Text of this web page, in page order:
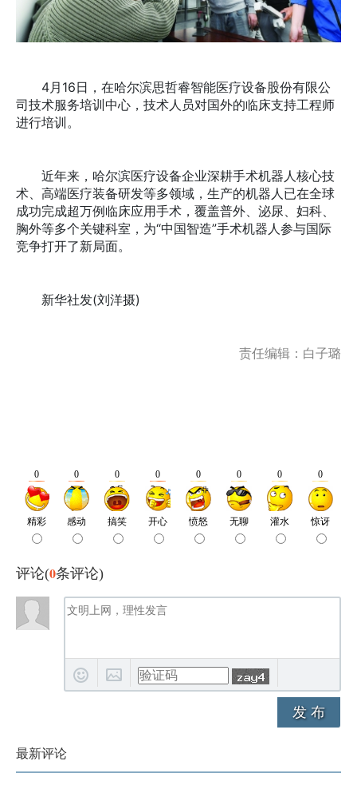
4月16日，在哈尔滨思哲睿智能医疗设备股份有限公
司技术服务培训中心，技术人员对国外的临床支持工程师
进行培训。
近年来，哈尔滨医疗设备企业深耕手术机器人核心技
术、高端医疗装备研发等多领域，生产的机器人已在全球
成功完成超万例临床应用手术，覆盖普外、泌尿、妇科、
胸外等多个关键科室，为“中国智造”手术机器人参与国际
竞争打开了新局面。
新华社发(刘洋摄)
责任编辑：白子璐
评论(0条评论)
发 布
最新评论